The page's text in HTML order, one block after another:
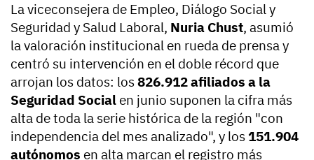
La viceconsejera de Empleo, Diálogo Social y
Seguridad y Salud Laboral, Nuria Chust, asumió
la valoración institucional en rueda de prensa y
centró su intervención en el doble récord que
arrojan los datos: los826.912 afiliados a la
Seguridad Social en junio suponen la cifra más
alta de toda la serie histórica de la región "con
independencia del mes analizado", y los 151.904
autónomos en alta marcan el registro más